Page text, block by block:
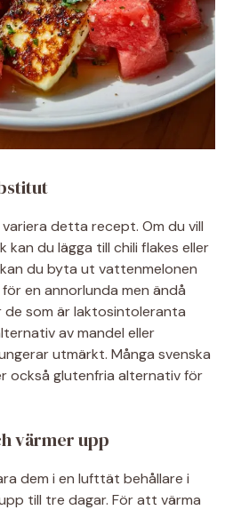
detta recept. Om du vill
kan du lägga till chili flakes eller
du byta ut vattenmelonen
en annorlunda men ändå
de som är laktosintoleranta
av mandel eller
utmärkt. Många svenska
också glutenfria alternativ för
värmer upp
dem i en lufttät behållare i
till tre dagar. För att värma